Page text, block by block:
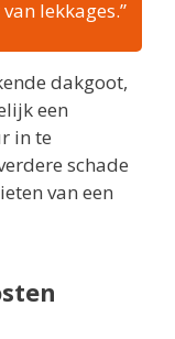
lekkages.”
dakgoot,
een
in te
schade
van een